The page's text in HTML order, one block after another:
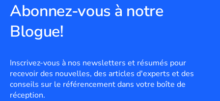
Abonnez-vous à notre
Blogue!
Inscrivez-vous à nos newsletters et résumés pour
recevoir des nouvelles, des articles d'experts et des
conseils sur le référencement dans votre boîte de
réception.